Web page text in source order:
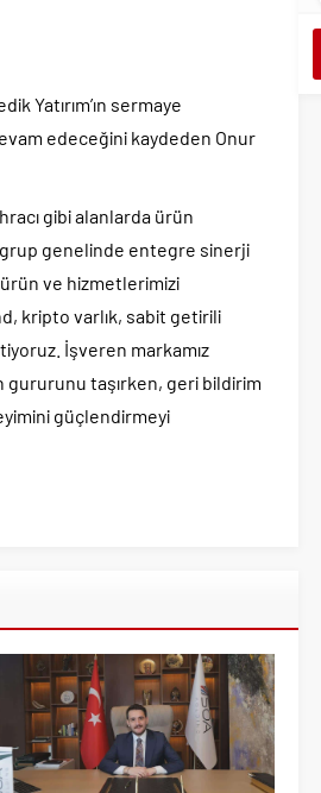
Yatırım’ın sermaye
edeceğini kaydeden Onur
gibi alanlarda ürün
grup genelinde entegre sinerji
ürün ve hizmetlerimizi
kripto varlık, sabit getirili
İşveren markamız
gururunu taşırken, geri bildirim
güçlendirmeyi